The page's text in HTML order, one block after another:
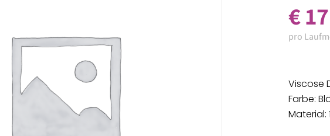
€
pro
Viscose
Farbe:
Material: